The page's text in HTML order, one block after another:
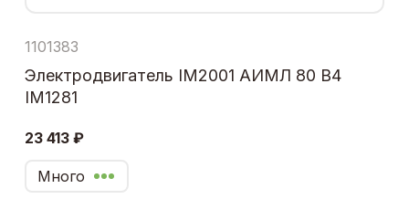
1101383
Электродвигатель IM2001 АИМЛ 80 В4
IM1281
23 413 ₽
Много